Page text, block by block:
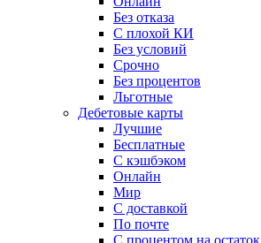
Без отказа
С плохой КИ
Без условий
Срочно
Без процентов
Льготные
Дебетовые карты
Лучшие
Бесплатные
С кэшбэком
Онлайн
Мир
С доставкой
По почте
С процентом на остаток